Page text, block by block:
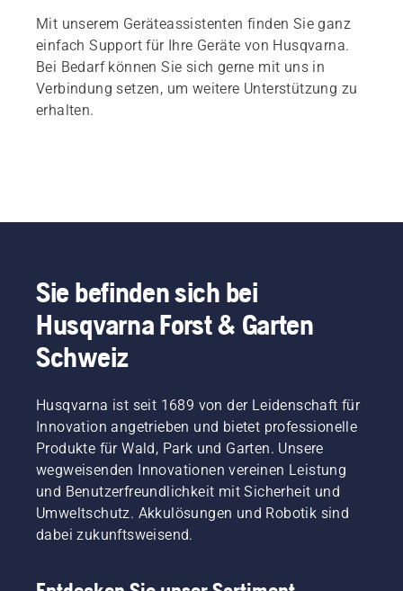
Mit unserem Geräteassistenten finden Sie ganz
einfach Support für Ihre Geräte von Husqvarna.
Bei Bedarf können Sie sich gerne mit uns in
Verbindung setzen, um weitere Unterstützung zu
erhalten.
Sie befinden sich bei
Husqvarna Forst & Garten
Schweiz
Husqvarna ist seit 1689 von der Leidenschaft für
Innovation angetrieben und bietet professionelle
Produkte für Wald, Park und Garten. Unsere
wegweisenden Innovationen vereinen Leistung
und Benutzerfreundlichkeit mit Sicherheit und
Umweltschutz. Akkulösungen und Robotik sind
dabei zukunftsweisend.